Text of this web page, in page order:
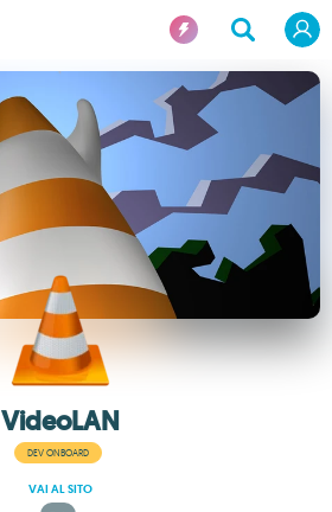
VideoLAN
DEV ONBOARD
VAI AL SITO